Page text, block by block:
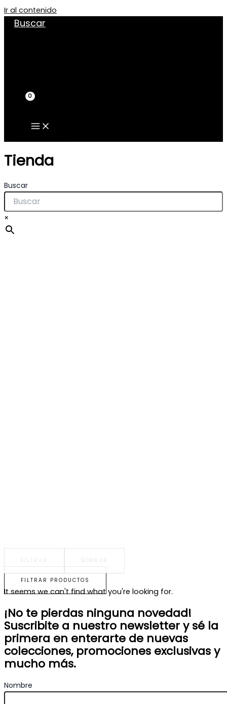
Ir al contenido
Buscar
Tienda
Buscar
×
FILTRAR PRODUCTOS
It seems we can't find what you're looking for.
¡No te pierdas ninguna novedad!
Suscribite a nuestro newsletter y sé la
primera en enterarte de nuevas
colecciones, promociones exclusivas y
mucho más.
Nombre